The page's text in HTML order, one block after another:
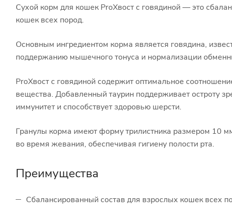
Сухой корм для кошек ProХвост с говядиной — это
кошек всех пород.
Основным ингредиентом корма является говядина,
поддержанию мышечного тонуса и нормализации
ProХвост с говядиной содержит оптимальное
вещества. Добавленный таурин поддерживает остроту
иммунитет и способствует здоровью шерсти.
Гранулы корма имеют форму трилистника размером 10
во время жевания, обеспечивая гигиену полости рта.
Преимущества
Сбалансированный состав для взрослых кошек всех